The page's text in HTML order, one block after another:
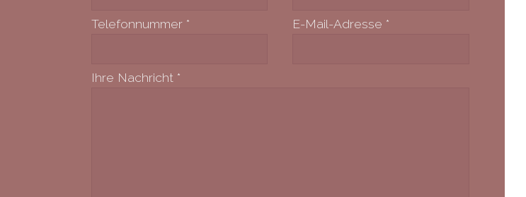
Telefonnummer * E-Mail-Adresse *
Ihre Nachricht *